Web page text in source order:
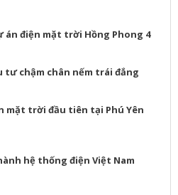
án điện mặt trời Hồng Phong 4
chậm chân nếm trái đắng
mặt trời đầu tiên tại Phú Yên
hệ thống điện Việt Nam